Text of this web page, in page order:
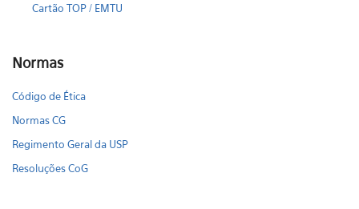
Cartão TOP / EMTU
Normas
Código de Ética
Normas CG
Regimento Geral da USP
Resoluções CoG